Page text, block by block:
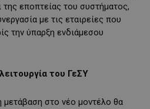
της εποπτείας του συστήματος,
με τις εταιρείες που
την ύπαρξη ενδιάμεσου
του ΓεΣΥ
μετάβαση στο νέο μοντέλο θα